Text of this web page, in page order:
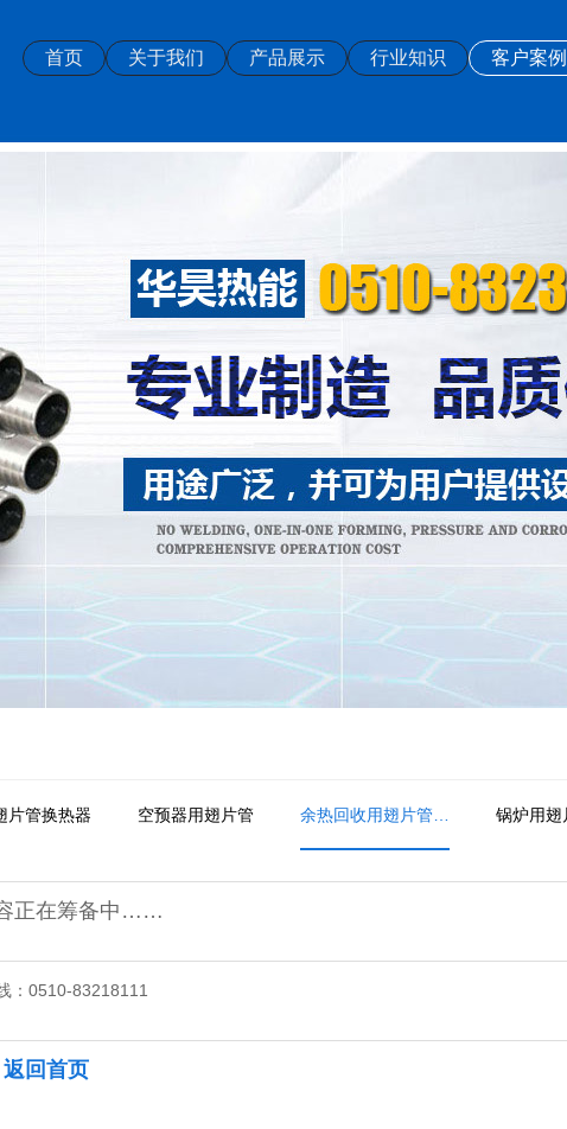
首页 关于我们 产品展示 行业知识 客户案例
片管换热器 空预器用翅片管 余热回收用翅片管… 锅炉用翅
正在筹备中……
：0510-83218111
返回首页